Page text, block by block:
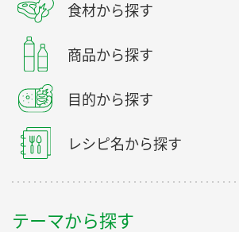
食材から探す
商品から探す
目的から探す
レシピ名から探す
テーマから探す